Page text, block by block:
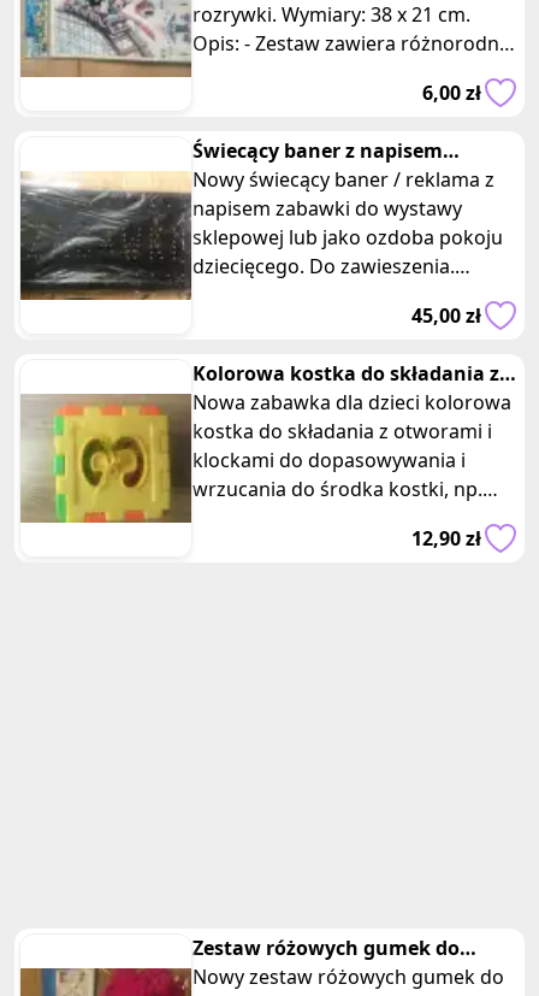
rozrywki. Wymiary: 38 x 21 cm.
Opis: - Zestaw zawiera różnorodne
6,00 zł
Świecący baner z napisem
zabawki do sklepu pokoju dziecka
Nowy świecący baner / reklama z
napisem zabawki do wystawy
sklepowej lub jako ozdoba pokoju
dziecięcego. Do zawieszenia.
Czarny z żaróweczkami. Wymiary:
45,00 zł
Kolorowa kostka do składania z
otworami i klockami
Nowa zabawka dla dzieci kolorowa
kostka do składania z otworami i
klockami do dopasowywania i
wrzucania do środka kostki, np.
cyfry, figury, znaki mamtematyczne
12,90 zł
Zestaw różowych gumek do
bransoletek z akcesoriami
Nowy zestaw różowych gumek do